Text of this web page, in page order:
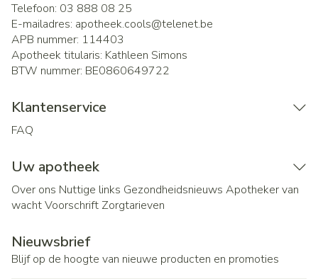
Telefoon: 03 888 08 25
E-mailadres: apotheek.cools@telenet.be
APB nummer: 114403
Apotheek titularis: Kathleen Simons
BTW nummer: BE0860649722
Klantenservice
FAQ
Uw apotheek
Over ons Nuttige links Gezondheidsnieuws Apotheker van
wachtVoorschrift Zorgtarieven
Nieuwsbrief
Blijf op de hoogte van nieuwe producten en promoties